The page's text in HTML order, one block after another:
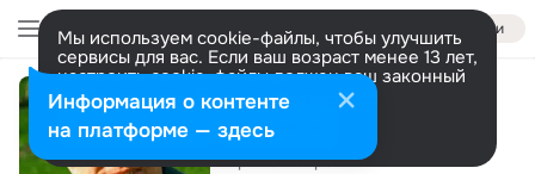
Войти
Мы используем cookie-файлы, чтобы улучшить
сервисы для вас. Если ваш возраст менее 13 лет,
настроить cookie-файлы должен ваш законный
представитель. Больше информации
Разрешить все Настроить
Внучата
Гриша Петров
Информация о контенте
на платформе — здесь